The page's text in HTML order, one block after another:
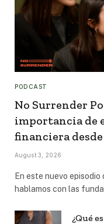
PODCAST
No Surrender
importancia de
financiera
August 3, 2026
En este nuevo
hablamos con las
¿Qué